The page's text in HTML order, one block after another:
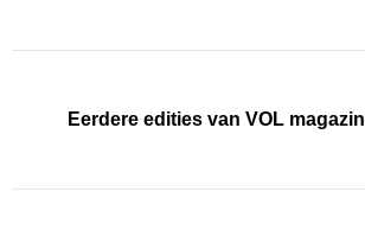
Eerdere edities van VOL